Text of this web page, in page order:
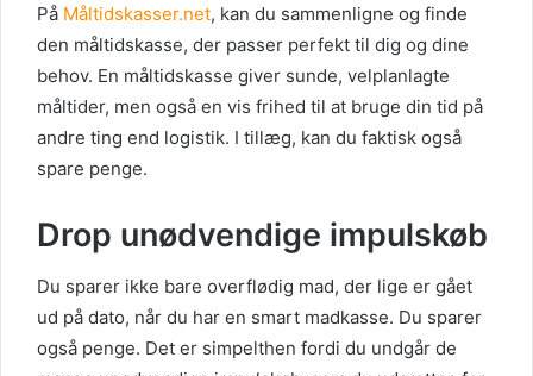
På Måltidskasser.net, kan du sammenligne og finde
den måltidskasse, der passer perfekt til dig og dine
behov. En måltidskasse giver sunde, velplanlagte
måltider, men også en vis frihed til at bruge din tid på
andre ting end logistik. I tillæg, kan du faktisk også
spare penge.
Drop unødvendige impulskøb
Du sparer ikke bare overflødig mad, der lige er gået
ud på dato, når du har en smart madkasse. Du sparer
også penge. Det er simpelthen fordi du undgår de